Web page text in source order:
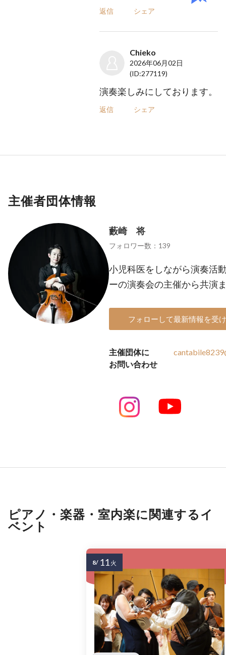
返信 シェア
Chieko
2026年06月02日
(ID:277119)
演奏楽しみにしております。
返信 シェア
主催者団体情報
藪崎 将
フォロワー数：139
小児科医をしながら演奏活
ーの演奏会の主催から共演
フォローして最新情報を受
主催団体に
お問い合わせ
ピアノ・楽器・室内楽に関連するイ
ベント
8/ 11 火